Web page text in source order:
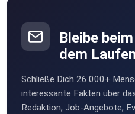
Bleibe
dem
Schließe Dich 26.000+
interessante Fakten über
Redaktion, Job-Angebote,